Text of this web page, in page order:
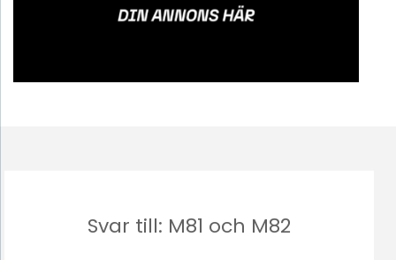
Svar till: M81 och M82